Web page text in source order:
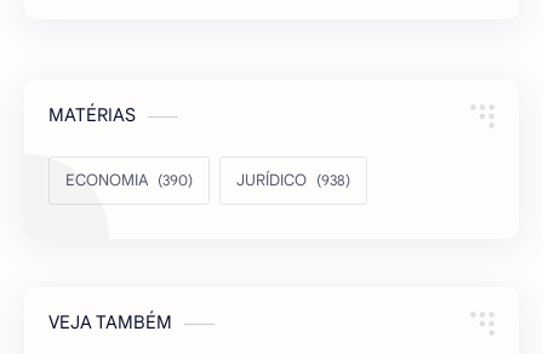
MATÉRIAS
ECONOMIA JURÍDICO
VEJA TAMBÉM